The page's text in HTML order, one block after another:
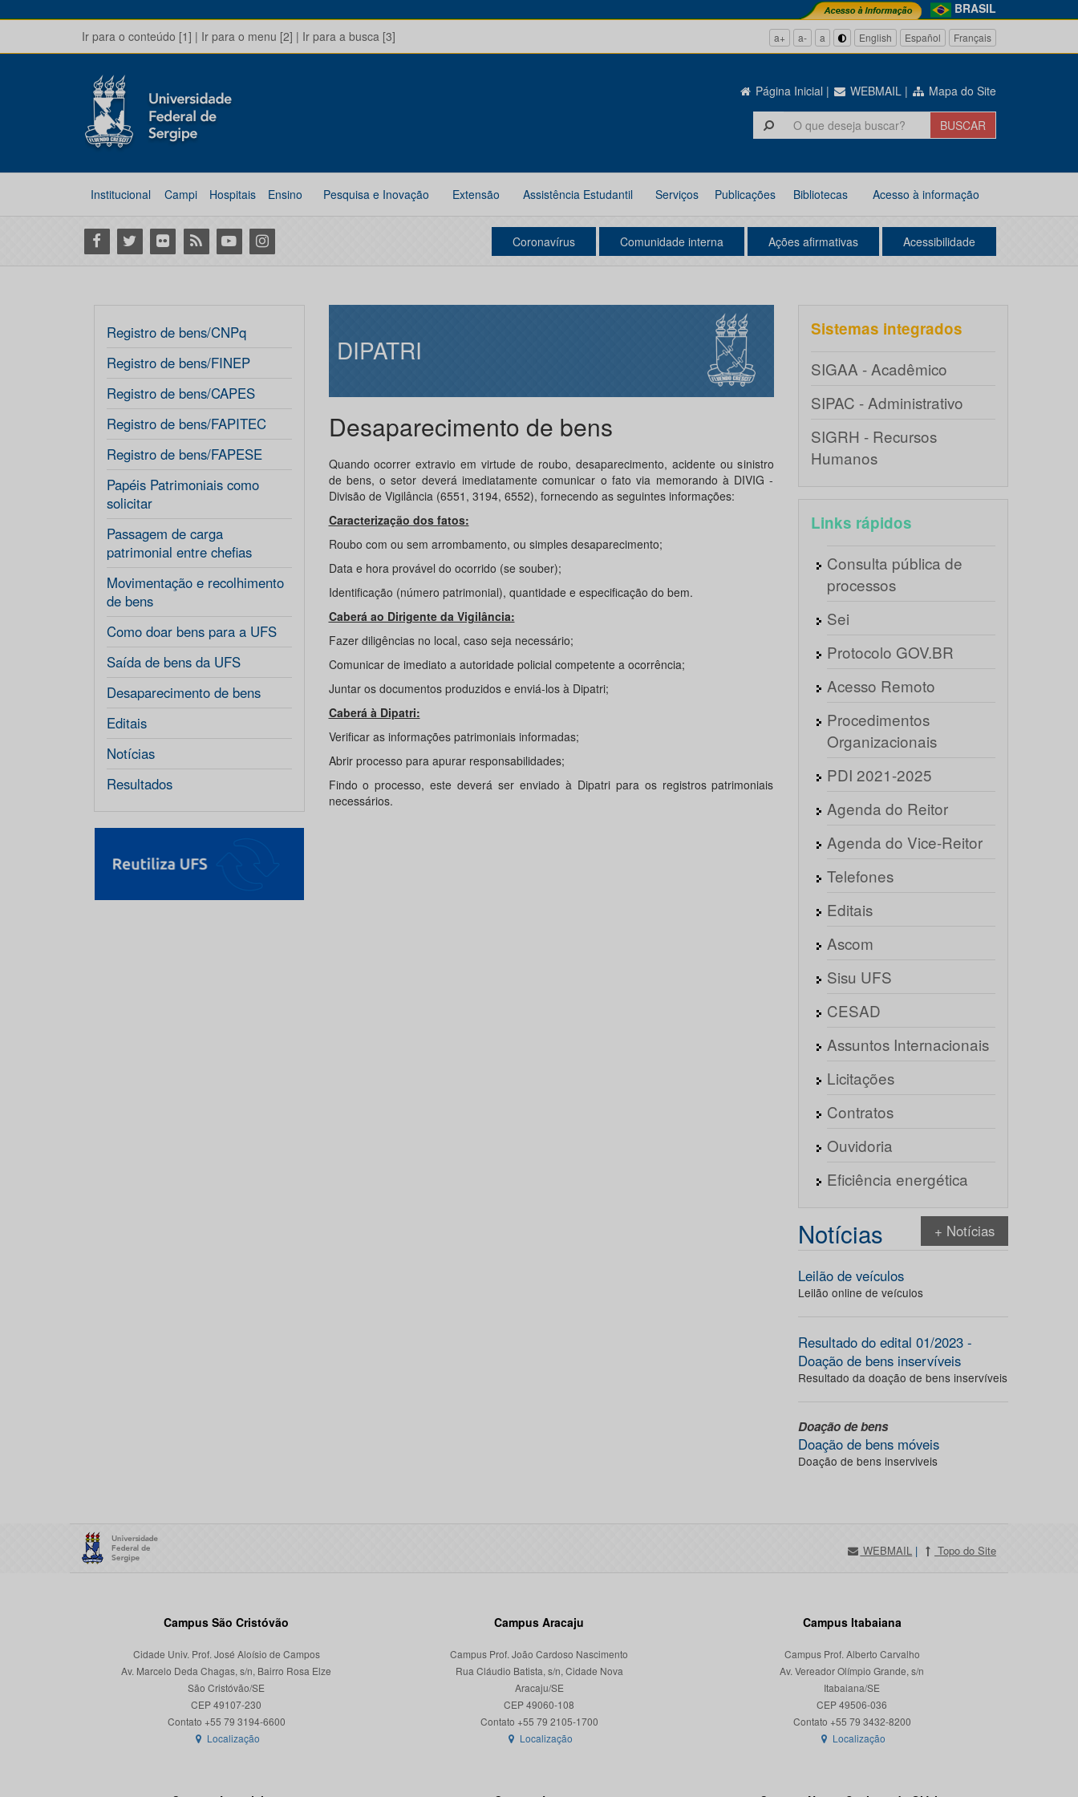
BRASIL
Ir para o conteúdo [1] | Ir para o menu [2] | Ir para a busca [3] a+ a- a English Español Français
Página Inicial | WEBMAIL | Mapa do Site
Institucional Campi Hospitais Ensino Pesquisa e Inovação Extensão Assistência Estudantil Serviços Publicações Bibliotecas Acesso à informação
Facebook
Twitter Flickr RSS YoutubeInstagram Coronavírus Comunidade interna Ações afirmativas Acessibilidade
Registro de bens/CNPq
Registro de bens/FINEP
Registro de bens/CAPES
Registro de bens/FAPITEC
Registro de bens/FAPESE
Papéis Patrimoniais como
solicitar
Passagem de carga
patrimonial entre chefias
Movimentação e recolhimento
de bens
Como doar bens para a UFS
Saída de bens da UFS
Desaparecimento de bens
Editais
Notícias
Resultados
DIPATRI
Desaparecimento de bens
Quando ocorrer extravio em virtude de roubo, desaparecimento, acidente ou sinistro
de bens, o setor deverá imediatamente comunicar o fato via memorando à DIVIG -
Divisão de Vigilância (6551, 3194, 6552), fornecendo as seguintes informações:
Caracterização dos fatos:
Roubo com ou sem arrombamento, ou simples desaparecimento;
Data e hora provável do ocorrido (se souber);
Identificação (número patrimonial), quantidade e especificação do bem.
Caberá ao Dirigente da Vigilância:
Fazer diligências no local, caso seja necessário;
Comunicar de imediato a autoridade policial competente a ocorrência;
Juntar os documentos produzidos e enviá-los à Dipatri;
Caberá à Dipatri:
Verificar as informações patrimoniais informadas;
Abrir processo para apurar responsabilidades;
Findo o processo, este deverá ser enviado à Dipatri para os registros patrimoniais
necessários.
Sistemas integrados
SIGAA - Acadêmico
SIPAC - Administrativo
SIGRH - Recursos
Humanos
Links rápidos
Consulta pública de
processos
Sei
Protocolo GOV.BR
Acesso Remoto
Procedimentos
Organizacionais
PDI 2021-2025
Agenda do Reitor
Agenda do Vice-Reitor
Telefones
Editais
Ascom
Sisu UFS
CESAD
Assuntos Internacionais
Licitações
Contratos
Ouvidoria
Eficiência energética
Notícias + Notícias
Leilão de veículos
Leilão online de veículos
Resultado do edital 01/2023 -
Doação de bens inservíveis
Resultado da doação de bens inservíveis
Doação de bens
Doação de bens móveis
Doação de bens inserviveis
WEBMAIL | Topo do Site
Campus São Cristóvão
Cidade Univ. Prof. José Aloísio de Campos
Av. Marcelo Deda Chagas, s/n, Bairro Rosa Elze
São Cristóvão/SE
CEP 49107-230
Localização
Campus Aracaju
Campus Prof. João Cardoso Nascimento
Rua Cláudio Batista, s/n, Cidade Nova
Aracaju/SE
CEP 49060-108
Localização
Campus Itabaiana
Campus Prof. Alberto Carvalho
Av. Vereador Olímpio Grande, s/n
Itabaiana/SE
CEP 49506-036
Localização